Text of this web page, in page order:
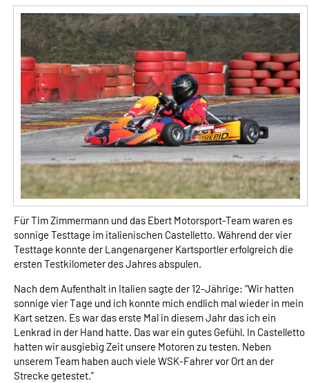
Für Tim Zimmermann und das Ebert Motorsport-Team waren es
sonnige Testtage im italienischen Castelletto. Während der vier
Testtage konnte der Langenargener Kartsportler erfolgreich die
ersten Testkilometer des Jahres abspulen.
Nach dem Aufenthalt in Italien sagte der 12-Jährige: “Wir hatten
sonnige vier Tage und ich konnte mich endlich mal wieder in mein
Kart setzen. Es war das erste Mal in diesem Jahr das ich ein
Lenkrad in der Hand hatte. Das war ein gutes Gefühl. In Castelletto
hatten wir ausgiebig Zeit unsere Motoren zu testen. Neben
unserem Team haben auch viele WSK-Fahrer vor Ort an der
Strecke getestet.”